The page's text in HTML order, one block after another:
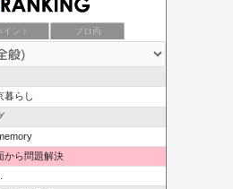
イント ブロ画
暮らし
から問題解決